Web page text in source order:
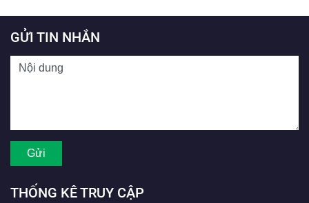
GỬI TIN NHẮN
THỐNG KÊ TRUY CẬP